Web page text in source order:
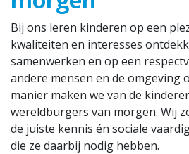
Bij ons leren kinderen op een
kwaliteiten en interesses
samenwerken en op een
andere mensen en de omgeving
manier maken we van de
wereldburgers van morgen. Wij
de juiste kennis én sociale
die ze daarbij nodig hebben.